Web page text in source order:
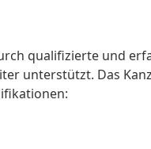
qualifizierte und
unterstützt. Das